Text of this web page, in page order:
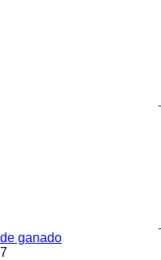
de ganado
7